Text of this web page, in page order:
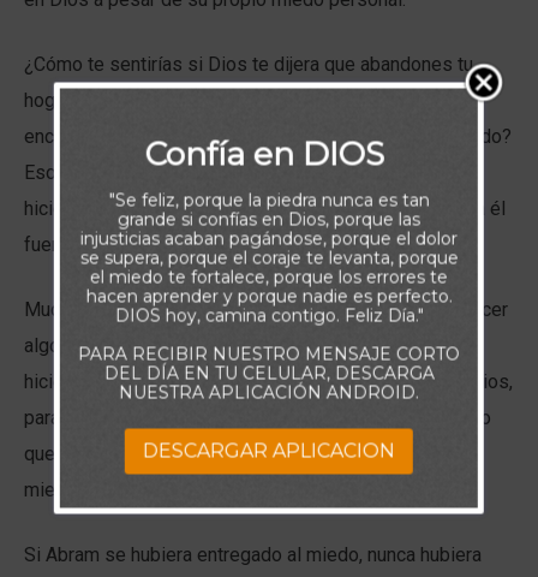
¿Cómo te sentirías si Dios te dijera que abandones tu
hogar, tu familia y todo lo que es familiar y cómodo y
encaminarte a un destino desconocido? ¿Lleno de miedo?
Eso es exactamente lo que Dios le dijo a Abram que lo
hiciera, y eso lo asustó. Pero las palabras de Dios para él
fueron “No temas”.
Muchas veces creemos que debemos esperar para hacer
algo hasta que ya no tengamos miedo, pero si lo
hiciéramos, probablemente logremos muy poco para Dios,
para otros, o incluso para nosotros mismos. Abram tuvo
que salir en fe y obediencia para Dios, a pesar de su
miedo.
Si Abram se hubiera entregado al miedo, nunca hubiera
Confía en DIOS
"Se feliz, porque la piedra nunca es tan
grande si confías en Dios, porque las
injusticias acaban pagándose, porque el dolor
se supera, porque el coraje te levanta, porque
el miedo te fortalece, porque los errores te
hacen aprender y porque nadie es perfecto.
DIOS hoy, camina contigo. Feliz Día."
PARA RECIBIR NUESTRO MENSAJE CORTO
DEL DÍA EN TU CELULAR, DESCARGA
NUESTRA APLICACIÓN ANDROID.
DESCARGAR APLICACION